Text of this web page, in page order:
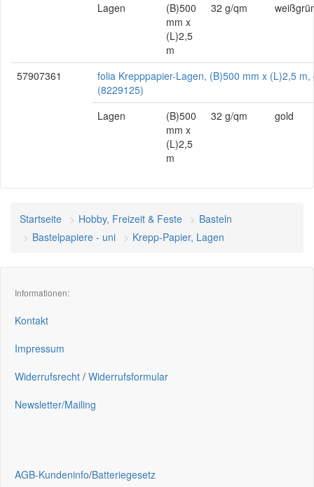
Lagen
(B)500
mm x
(L)2,5
m
32 g/qm
57907361
folia Krepppapier-Lagen, (B)500 mm x (L)2,5 m,
(8229125)
Lagen
(B)500
mm x
(L)2,5
m
32 g/qm gold
Startseite Hobby, Freizeit & Feste
Basteln
Bastelpapiere - uni
Krepp-Papier, Lagen
Informationen:
Kontakt
Impressum
Widerrufsrecht / Widerrufsformular
Newsletter/Mailing
AGB-Kundeninfo/Batteriegesetz